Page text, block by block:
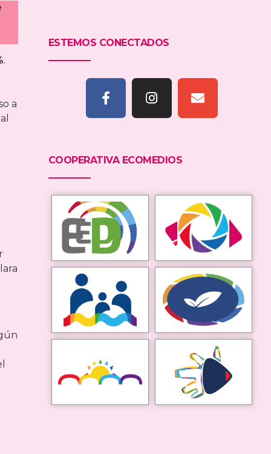
.
a
ESTEMOS CONECTADOS
COOPERATIVA ECOMEDIOS